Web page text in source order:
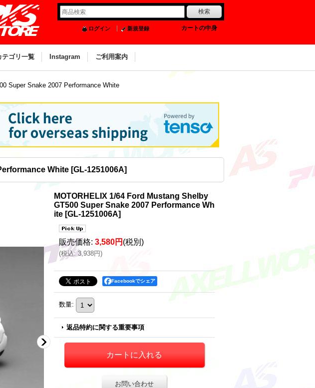
カートの中身
ログイン 新規登録
テゴリ一覧 Instagram ご利用案内
Super Snake 2007 Performance White
White [GL-1251006A]
MOTORHELIX 1/64 Ford Mustang Shelby
GT500 Super Snake 2007 Performance Wh
ite [GL-1251006A]
販売価格: 3,580円 (税別)
(税込: 3,938円)
Facebookでシェア
数量:
返品特約に関する重要事項
お問い合わせ